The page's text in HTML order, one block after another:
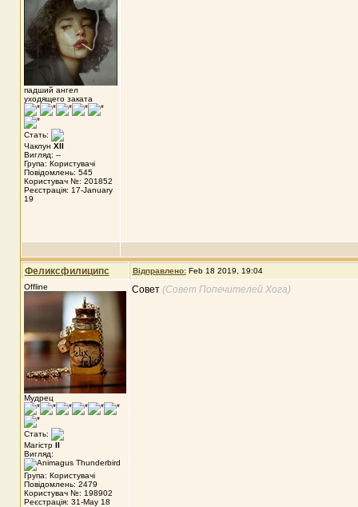
падший ангел
уходящего заката
Стать:
Чаклун XII
Вигляд: --
Група: Користувачі
Повідомлень: 545
Користувач №: 201852
Реєстрація: 17-January
19
Феликсфилиципс Відправлено: Feb 18 2019, 19:04
Offline
Мудрец
Стать:
Магістр II
Вигляд:
Група: Користувачі
Повідомлень: 2479
Користувач №: 198902
Реєстрація: 31-May 18
Совет (Совет Попечителей Хога)